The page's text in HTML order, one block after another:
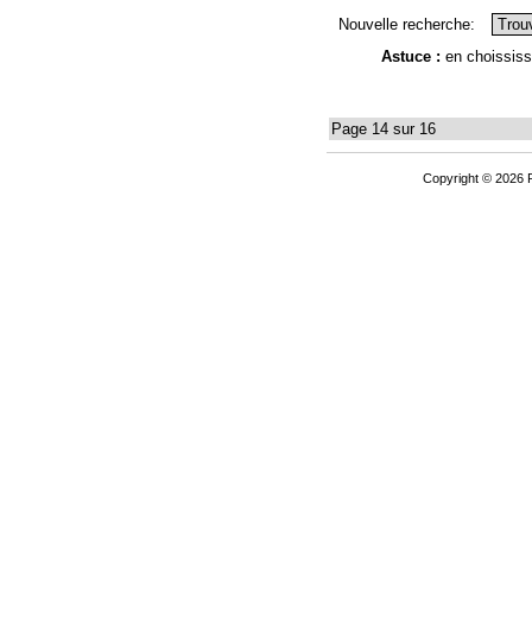
Nouvelle recherche:
Astuce : en
Page 14 sur 16
Copyright © 2026